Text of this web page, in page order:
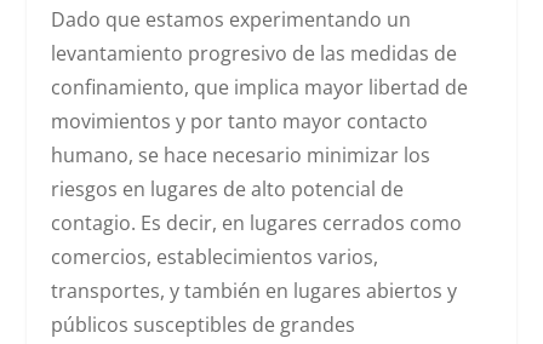
Dado que estamos experimentando un
levantamiento progresivo de las medidas de
confinamiento, que implica mayor libertad de
movimientos y por tanto mayor contacto
humano, se hace necesario minimizar los
riesgos en lugares de alto potencial de
contagio. Es decir, en lugares cerrados como
comercios, establecimientos varios,
transportes, y también en lugares abiertos y
públicos susceptibles de grandes